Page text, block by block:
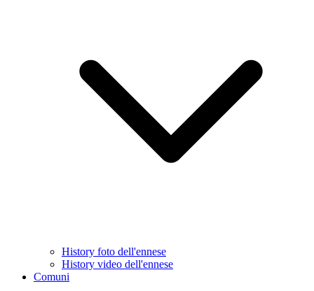
History foto dell'ennese
History video dell'ennese
Comuni